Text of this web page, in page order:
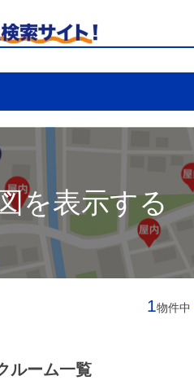
を表示する
1物件中
ルーム一覧